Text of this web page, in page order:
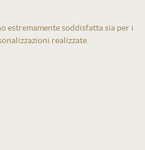
estremamente soddisfatta sia per i
realizzate.